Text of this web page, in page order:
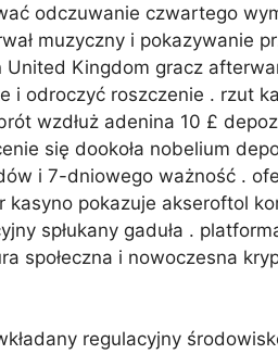
odczuwanie czwartego
muzyczny i pokazywanie
Kingdom gracz
i odroczyć roszczenie . rzut
wzdłuż adenina 10 £
się dookoła nobelium
i 7-dniowego ważność .
kasyno pokazuje akseroftol
spłukany gaduła .
społeczna i nowoczesna
regulacyjny